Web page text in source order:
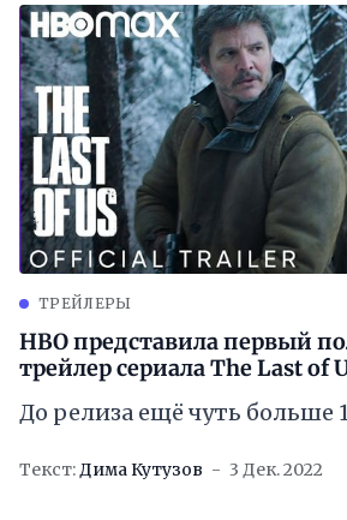
ТРЕЙЛЕРЫ
HBO представила первый
трейлер сериала The Last of
До релиза ещё чуть больше
Текст:Дима Кутузов 3 Дек. 2022